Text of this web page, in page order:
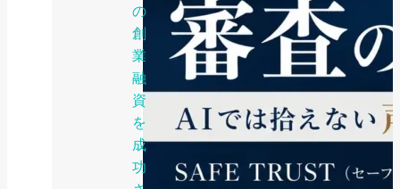
の
創
業
融
資
を
成
功